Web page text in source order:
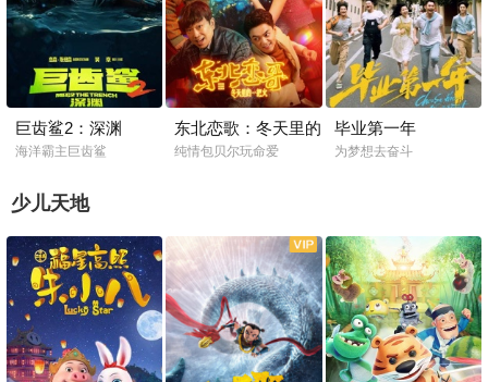
巨齿鲨2：深渊
海洋霸主巨齿鲨
东北恋歌：冬天里的
一把火
纯情包贝尔玩命爱
毕业第一年
为梦想去奋斗
少儿天地